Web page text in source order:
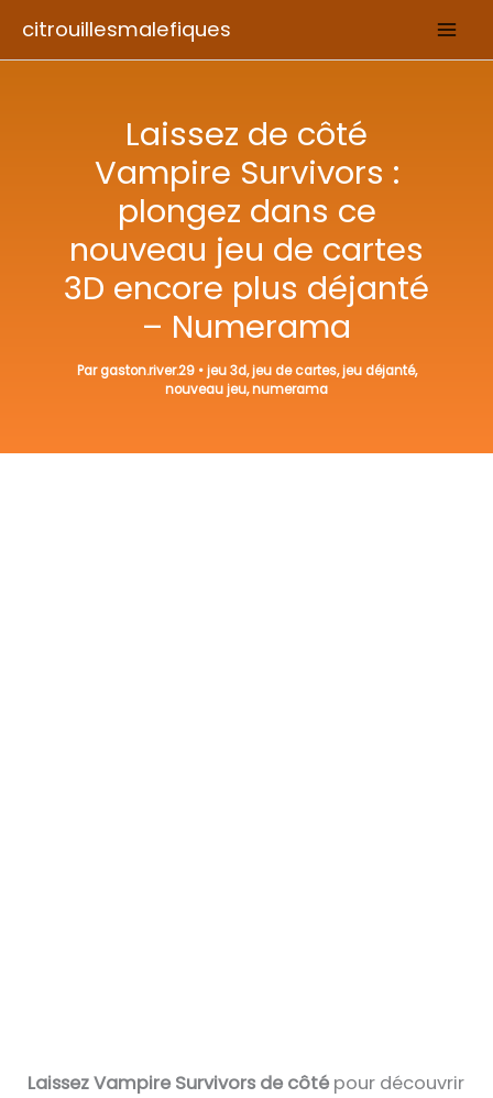
citrouillesmalefiques
Laissez de côté
Vampire Survivors :
plongez dans ce
nouveau jeu de cartes
3D encore plus déjanté
– Numerama
Pargaston.river.29 •jeu 3d,jeu de cartes,jeu déjanté,
nouveau jeu,numerama
Laissez Vampire Survivors de côté pour découvrir